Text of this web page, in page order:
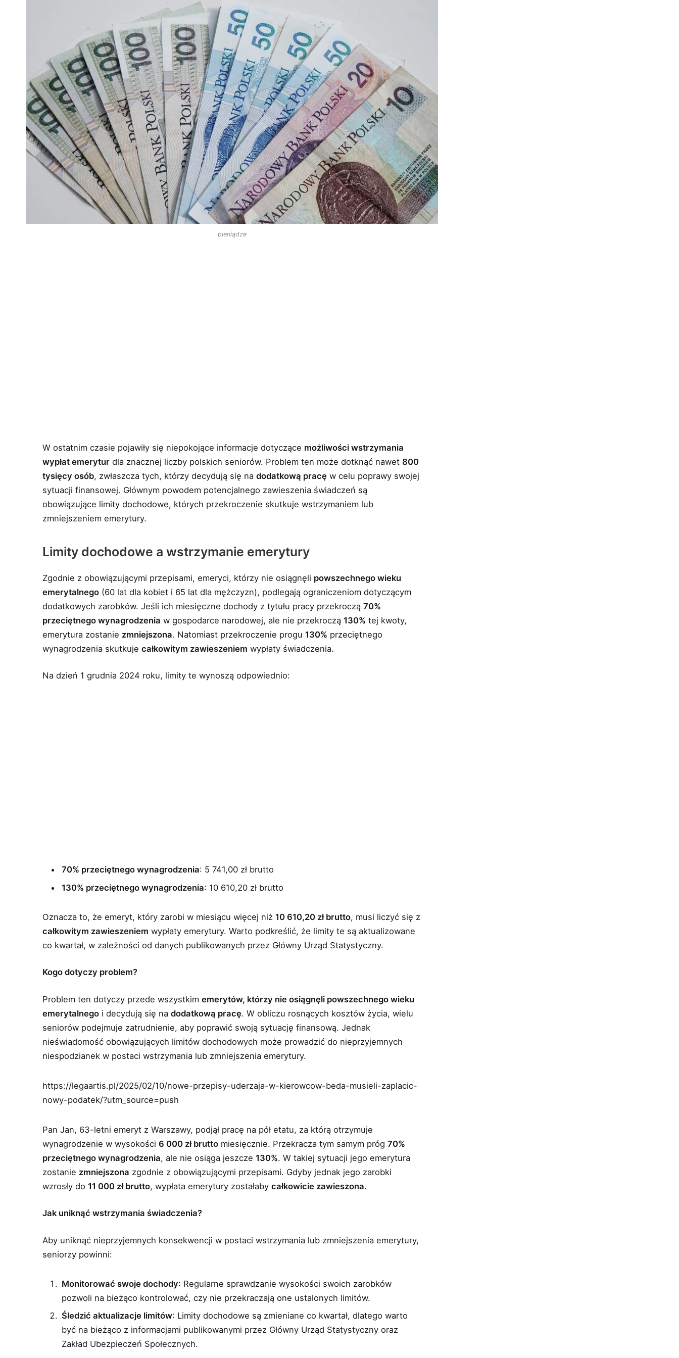
pieniądze
W ostatnim czasie pojawiły się niepokojące informacje dotyczące możliwości wstrzymania
wypłat emerytur dla znacznej liczby polskich seniorów. Problem ten może dotknąć nawet 800
tysięcy osób, zwłaszcza tych, którzy decydują się nadodatkową pracę w celu poprawy swojej
sytuacji finansowej. Głównym powodem potencjalnego zawieszenia świadczeń są
obowiązujące limity dochodowe, których przekroczenie skutkuje wstrzymaniem lub
zmniejszeniem emerytury.
Limity dochodowe a wstrzymanie emerytury
Zgodnie z obowiązującymi przepisami, emeryci, którzy nie osiągnęli powszechnego wieku
emerytalnego (60 lat dla kobiet i 65 lat dla mężczyzn), podlegają ograniczeniom dotyczącym
dodatkowych zarobków. Jeśli ich miesięczne dochody z tytułu pracy przekroczą70%
przeciętnego wynagrodzenia w gospodarce narodowej, ale nie przekroczą130% tej kwoty,
emerytura zostanie zmniejszona. Natomiast przekroczenie progu130% przeciętnego
wynagrodzenia skutkujecałkowitym zawieszeniem wypłaty świadczenia.
Na dzień 1 grudnia 2024 roku, limity te wynoszą odpowiednio:
70% przeciętnego wynagrodzenia: 5 741,00 zł brutto
130% przeciętnego wynagrodzenia: 10 610,20 zł brutto
Oznacza to, że emeryt, który zarobi w miesiącu więcej niż10 610,20 zł brutto, musi liczyć się z
całkowitym zawieszeniem wypłaty emerytury. Warto podkreślić, że limity te są aktualizowane
co kwartał, w zależności od danych publikowanych przez Główny Urząd Statystyczny.
Kogo dotyczy problem?
Problem ten dotyczy przede wszystkimemerytów, którzy nie osiągnęli powszechnego wieku
emerytalnego i decydują się nadodatkową pracę. W obliczu rosnących kosztów życia, wielu
seniorów podejmuje zatrudnienie, aby poprawić swoją sytuację finansową. Jednak
nieświadomość obowiązujących limitów dochodowych może prowadzić do nieprzyjemnych
niespodzianek w postaci wstrzymania lub zmniejszenia emerytury.
https://legaartis.pl/2025/02/10/nowe-przepisy-uderzaja-w-kierowcow-beda-musieli-zaplacic-
nowy-podatek/?utm_source=push
Pan Jan, 63-letni emeryt z Warszawy, podjął pracę na pół etatu, za którą otrzymuje
wynagrodzenie w wysokości6 000 zł brutto miesięcznie. Przekracza tym samym próg70%
przeciętnego wynagrodzenia, ale nie osiąga jeszcze130%. W takiej sytuacji jego emerytura
zostanie zmniejszona zgodnie z obowiązującymi przepisami. Gdyby jednak jego zarobki
wzrosły do11 000 zł brutto, wypłata emerytury zostałabycałkowicie zawieszona.
Jak uniknąć wstrzymania świadczenia?
Aby uniknąć nieprzyjemnych konsekwencji w postaci wstrzymania lub zmniejszenia emerytury,
seniorzy powinni:
Monitorować swoje dochody: Regularne sprawdzanie wysokości swoich zarobków
pozwoli na bieżąco kontrolować, czy nie przekraczają one ustalonych limitów.
Śledzić aktualizacje limitów: Limity dochodowe są zmieniane co kwartał, dlatego warto
być na bieżąco z informacjami publikowanymi przez Główny Urząd Statystyczny oraz
Zakład Ubezpieczeń Społecznych.